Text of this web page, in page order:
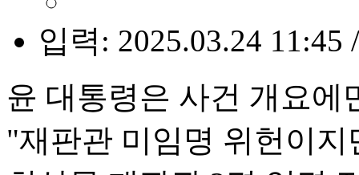
입력: 2025.03.24 11:45
윤 대통령은 사건 개요에
"재판관 미임명 위헌이